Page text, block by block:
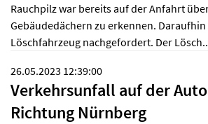
Rauchpilz war bereits auf der Anfahrt
Gebäudedächern zu erkennen.
Löschfahrzeug nachgefordert. Der
26.05.2023 12:39:00
Verkehrsunfall auf der
Richtung Nürnberg